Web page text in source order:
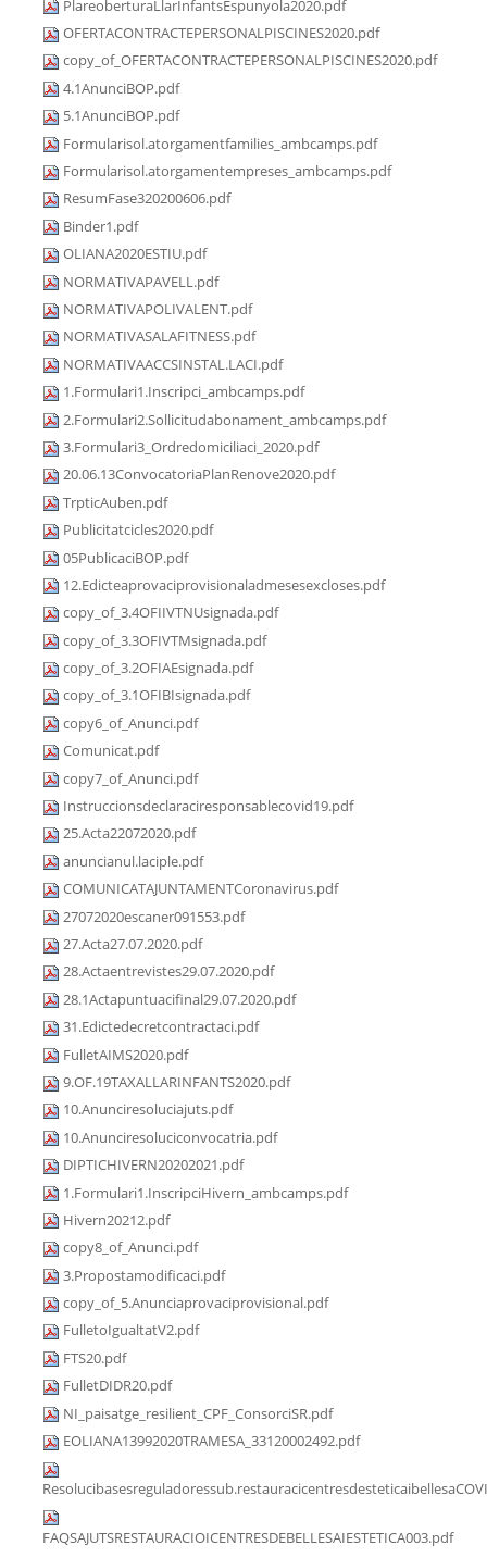
PlareoberturaLlarInfantsEspunyola2020.pdf
OFERTACONTRACTEPERSONALPISCINES2020.pdf
copy_of_OFERTACONTRACTEPERSONALPISCINES2020.pdf
4.1AnunciBOP.pdf
5.1AnunciBOP.pdf
Formularisol.atorgamentfamilies_ambcamps.pdf
Formularisol.atorgamentempreses_ambcamps.pdf
ResumFase320200606.pdf
Binder1.pdf
OLIANA2020ESTIU.pdf
NORMATIVAPAVELL.pdf
NORMATIVAPOLIVALENT.pdf
NORMATIVASALAFITNESS.pdf
NORMATIVAACCSINSTAL.LACI.pdf
1.Formulari1.Inscripci_ambcamps.pdf
2.Formulari2.Sollicitudabonament_ambcamps.pdf
3.Formulari3_Ordredomiciliaci_2020.pdf
20.06.13ConvocatoriaPlanRenove2020.pdf
TrpticAuben.pdf
Publicitatcicles2020.pdf
05PublicaciBOP.pdf
12.Edicteaprovaciprovisionaladmesesexcloses.pdf
copy_of_3.4OFIIVTNUsignada.pdf
copy_of_3.3OFIVTMsignada.pdf
copy_of_3.2OFIAEsignada.pdf
copy_of_3.1OFIBIsignada.pdf
copy6_of_Anunci.pdf
Comunicat.pdf
copy7_of_Anunci.pdf
Instruccionsdeclaraciresponsablecovid19.pdf
25.Acta22072020.pdf
anuncianul.laciple.pdf
COMUNICATAJUNTAMENTCoronavirus.pdf
27072020escaner091553.pdf
27.Acta27.07.2020.pdf
28.Actaentrevistes29.07.2020.pdf
28.1Actapuntuacifinal29.07.2020.pdf
31.Edictedecretcontractaci.pdf
FulletAIMS2020.pdf
9.OF.19TAXALLARINFANTS2020.pdf
10.Anunciresoluciajuts.pdf
10.Anunciresoluciconvocatria.pdf
DIPTICHIVERN20202021.pdf
1.Formulari1.InscripciHivern_ambcamps.pdf
Hivern20212.pdf
copy8_of_Anunci.pdf
3.Propostamodificaci.pdf
copy_of_5.Anunciaprovaciprovisional.pdf
FulletoIgualtatV2.pdf
FTS20.pdf
FulletDIDR20.pdf
NI_paisatge_resilient_CPF_ConsorciSR.pdf
EOLIANA13992020TRAMESA_33120002492.pdf
FAQSAJUTSRESTAURACIOICENTRESDEBELLESAIESTETICA003.pdf